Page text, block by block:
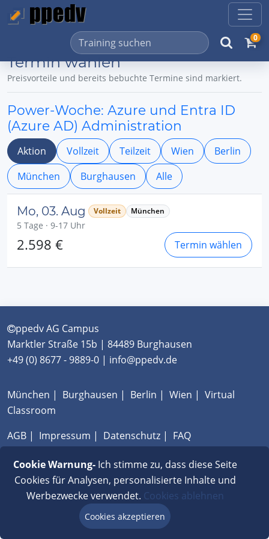
0
Termin wählen
Preisvorteile und bereits bebuchte Termine sind markiert.
Power-Woche: Azure und Entra ID
(Azure AD) Administration
Aktion Vollzeit Teilzeit Wien
Berlin
München
Burghausen Alle
Mo, 03. Aug Vollzeit München
5 Tage · 9-17 Uhr
2.598 € Termin wählen
ppedv AG Campus
Marktler Straße 15b | 84489 Burghausen
+49 (0) 8677 - 9889-0 | info@ppedv.de
München | Burghausen | Berlin | Wien | Virtual
Classroom
AGB | Impressum | Datenschutz | FAQ
Cookie Warnung-Ich stimme zu, dass diese Seite
Cookies für Analysen, personalisierte Inhalte und
Werbezwecke verwendet. Cookies ablehnen
Cookies akzeptieren